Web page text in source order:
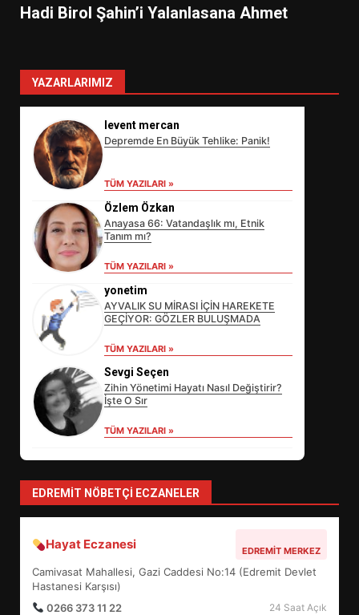
Hadi Birol Şahin’i Yalanlasana Ahmet
YAZARLARIMIZ
levent mercan
Depremde En Büyük Tehlike: Panik!
TÜM YAZILARI »
Özlem Özkan
Anayasa 66: Vatandaşlık mı, Etnik
Tanım mı?
TÜM YAZILARI »
yonetim
AYVALIK SU MİRASI İÇİN HAREKETE
GEÇİYOR: GÖZLER BULUŞMADA
TÜM YAZILARI »
Sevgi Seçen
Zihin Yönetimi Hayatı Nasıl Değiştirir?
İşte O Sır
TÜM YAZILARI »
EDREMIT NÖBETÇI ECZANELER
Hayat Eczanesi EDREMIT MERKEZ
Camivasat Mahallesi, Gazi Caddesi No:14 (Edremit Devlet
Hastanesi Karşısı)
0266 373 11 22
24 Saat Açık
3
SÜRDÜRÜLEBİLİRLİKTE NE
DEĞİŞECEK?
4
5
BALIKESİR MÜZELERİNDE SÜRE
UZATILDI: NE DEĞİŞTİ?